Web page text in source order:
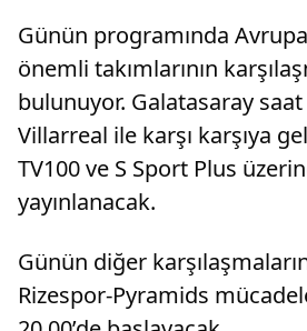
Günün programında
önemli takımlarının
bulunuyor. Galatasaray saat
Villarreal ile karşı karşıya
TV100 ve S Sport Plus
yayınlanacak.
Günün diğer
Rizespor-Pyramids